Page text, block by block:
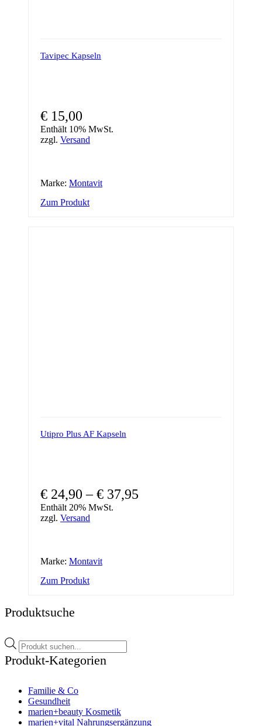
Tavipec Kapseln
€ 15,00
Enthält 10% MwSt.
zzgl. Versand
Marke: Montavit
Zum Produkt
Utipro Plus AF Kapseln
€ 24,90 –€ 37,95
Enthält 20% MwSt.
zzgl. Versand
Marke: Montavit
Zum ProduktDieses
Die
Optionen
können
gewählt
werden
Produktsuche
Products
search
Produkt-Kategorien
Familie & Co
Gesundheit
marien+beauty Kosmetik
marien+vital Nahrungsergänzung